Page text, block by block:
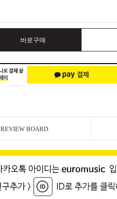
바로구매
REVIEW BOARD